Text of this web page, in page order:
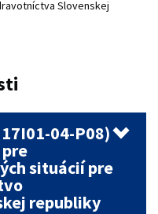
Slovenskej
04-P08)
situácií pre
republiky